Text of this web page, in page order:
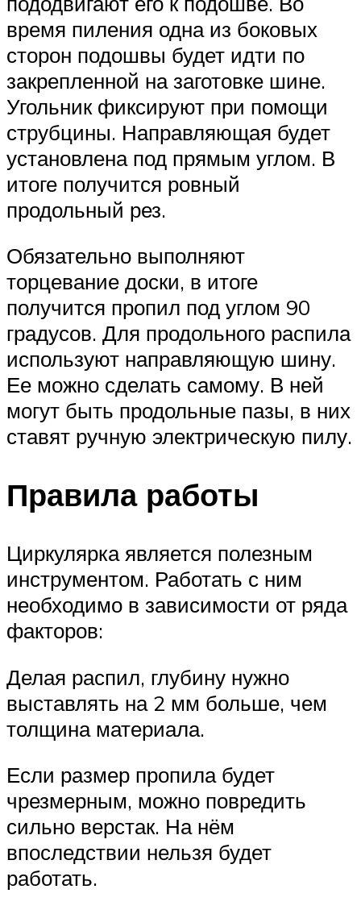
время пиления одна из боковых
сторон подошвы будет идти по
закрепленной на заготовке шине.
Угольник фиксируют при помощи
струбцины. Направляющая будет
установлена под прямым углом. В
итоге получится ровный
продольный рез.
Обязательно выполняют
торцевание доски, в итоге
получится пропил под углом 90
градусов. Для продольного распила
используют направляющую шину.
Ее можно сделать самому. В ней
могут быть продольные пазы, в них
ставят ручную электрическую пилу.
Правила работы
Циркулярка является полезным
инструментом. Работать с ним
необходимо в зависимости от ряда
факторов:
Делая распил, глубину нужно
выставлять на 2 мм больше, чем
толщина материала.
Если размер пропила будет
чрезмерным, можно повредить
сильно верстак. На нём
впоследствии нельзя будет
работать.